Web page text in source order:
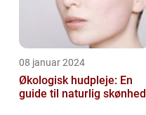
08 januar 2024
Økologisk hudpleje: En
guide til naturlig skønhed